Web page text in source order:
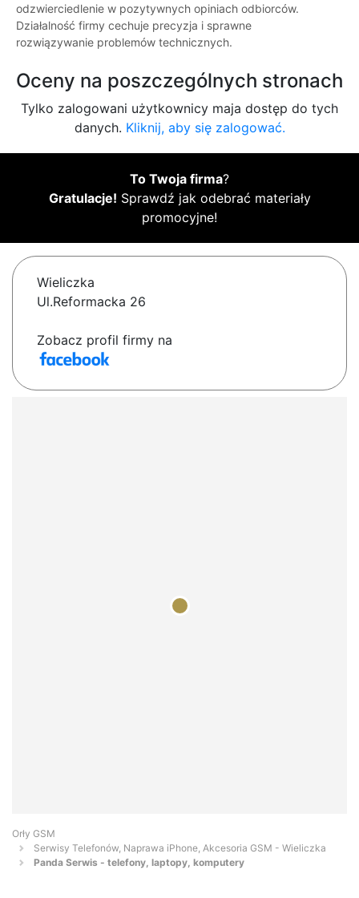
odzwierciedlenie w pozytywnych opiniach odbiorców.
Działalność firmy cechuje precyzja i sprawne
rozwiązywanie problemów technicznych.
Oceny na poszczególnych stronach
Tylko zalogowani użytkownicy maja dostęp do tych
danych. Kliknij, aby się zalogować.
To Twoja firma?
Gratulacje! Sprawdź jak odebrać materiały
promocyjne!
Wieliczka
Ul.Reformacka 26
Zobacz profil firmy na
Orły GSM
Serwisy Telefonów, Naprawa iPhone, Akcesoria GSM - Wieliczka
Panda Serwis - telefony, laptopy, komputery